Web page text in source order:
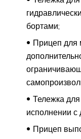
бортами;
Прицеп для
Тележка
исполнении с
Прицеп